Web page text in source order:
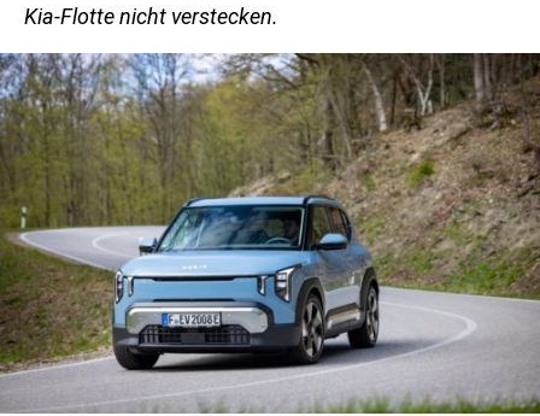
Kia-Flotte nicht verstecken.